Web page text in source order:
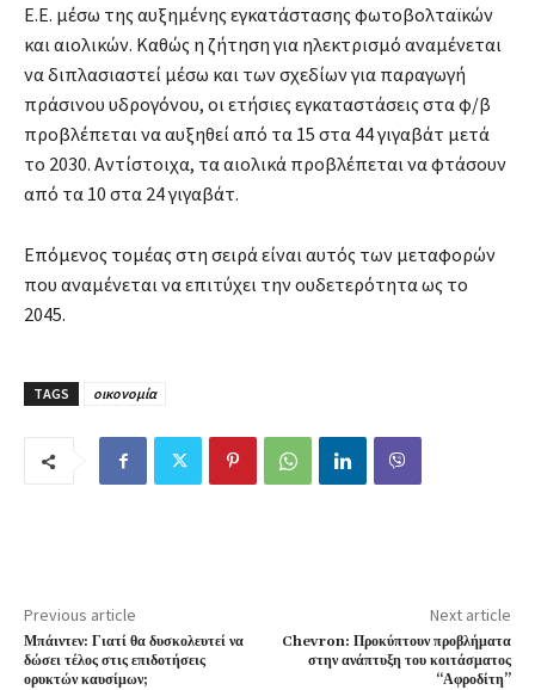
Ε.Ε. μέσω της αυξημένης εγκατάστασης φωτοβολταϊκών
και αιολικών. Καθώς η ζήτηση για ηλεκτρισμό αναμένεται
να διπλασιαστεί μέσω και των σχεδίων για παραγωγή
πράσινου υδρογόνου, οι ετήσιες εγκαταστάσεις στα φ/β
προβλέπεται να αυξηθεί από τα 15 στα 44 γιγαβάτ μετά
το 2030. Αντίστοιχα, τα αιολικά προβλέπεται να φτάσουν
από τα 10 στα 24 γιγαβάτ.
Επόμενος τομέας στη σειρά είναι αυτός των μεταφορών
που αναμένεται να επιτύχει την ουδετερότητα ως το
2045.
TAGS οικονομία
Previous article
Μπάιντεν: Γιατί θα δυσκολευτεί να
δώσει τέλος στις επιδοτήσεις
ορυκτών καυσίμων;
Next article
Chevron: Προκύπτουν προβλήματα
στην ανάπτυξη του κοιτάσματος
“Αφροδίτη”